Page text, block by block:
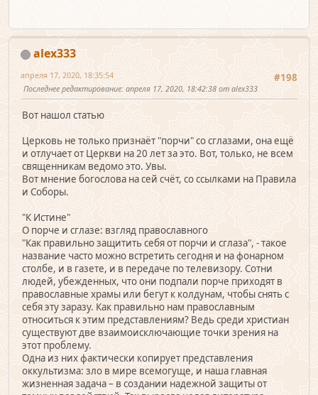
alex333
#198
апреля 17, 2020, 18:35:54
Последнее редактирование: апреля 17, 2020, 18:42:38 от alex333
Вот нашол статью
Церковь не только признаёт "порчи" со сглазами, она ещё
и отлучает от Церкви на 20 лет за это. Вот, только, не всем
священникам ведомо это. Увы.
Вот мнение богослова на сей счёт, со ссылками на Правила
и Соборы.
"К Истине"
О порче и сглазе: взгляд православного
"Как правильно защитить себя от порчи и сглаза", - такое
название часто можно встретить сегодня и на фонарном
столбе, и в газете, и в передаче по телевизору. Сотни
людей, убежденных, что они подпали порче приходят в
православные храмы или бегут к колдунам, чтобы снять с
себя эту заразу. Как правильно нам православным
относиться к этим представлениям? Ведь среди христиан
существуют две взаимоисключающие точки зрения на
этот проблему.
Одна из них фактически копирует представления
оккультизма: зло в мире всемогуще, и наша главная
жизненная задача – в создании надежной защиты от